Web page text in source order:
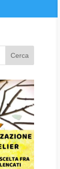
Cerca